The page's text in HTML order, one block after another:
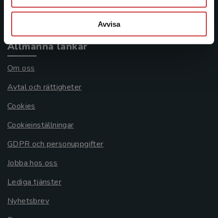
Avvisa
Allmänna länkar
Om oss
Avtal och rättigheter
Cookies
Cookieinställningar
GDPR och personuppgifter
Jobba hos oss
Lediga tjänster
Nyhetsbrev